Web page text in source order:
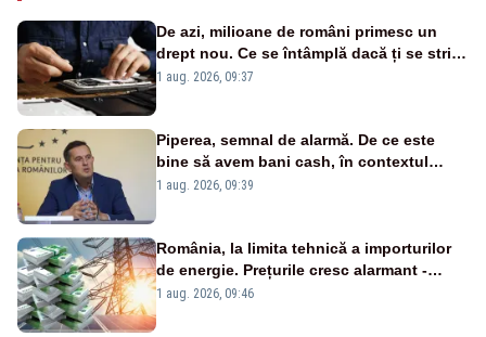
De azi, milioane de români primesc un
drept nou. Ce se întâmplă dacă ți se strică
un produs
1 aug. 2026, 09:37
Piperea, semnal de alarmă. De ce este
bine să avem bani cash, în contextul
alertei energetice?
1 aug. 2026, 09:39
România, la limita tehnică a importurilor
de energie. Prețurile cresc alarmant -
Analiză Realitatea Plus
1 aug. 2026, 09:46